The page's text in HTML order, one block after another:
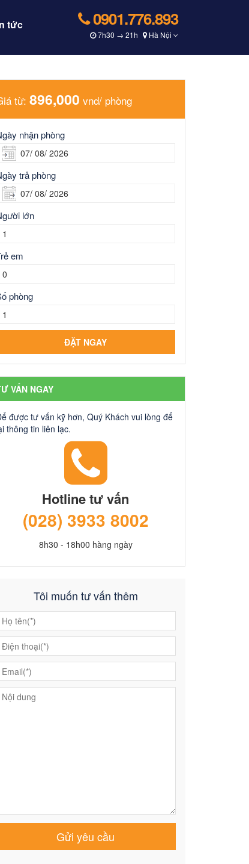
tức 0901.776.893
7h30 → 21h Hà Nội
từ: 896,000 vnd/ phòng
nhận phòng
trả phòng
lớn
em
phòng
VẤN NGAY
được tư vấn kỹ hơn, Quý Khách vui lòng để
thông tin liên lạc.
Hotline tư vấn
(028) 3933 8002
8h30 - 18h00 hàng ngày
Tôi muốn tư vấn thêm